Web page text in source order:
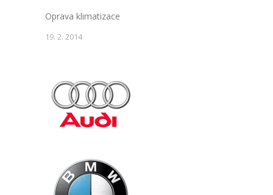
Oprava klimatizace
19. 2. 2014